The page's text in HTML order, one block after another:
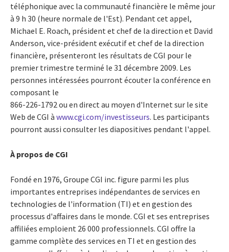
téléphonique avec la communauté financière le même jour
à 9 h 30 (heure normale de l'Est). Pendant cet appel,
Michael E. Roach, président et chef de la direction et David
Anderson, vice-président exécutif et chef de la direction
financière, présenteront les résultats de CGI pour le
premier trimestre terminé le 31 décembre 2009. Les
personnes intéressées pourront écouter la conférence en
composant le
866-226-1792 ou en direct au moyen d'Internet sur le site
Web de CGI à www.cgi.com/investisseurs. Les participants
pourront aussi consulter les diapositives pendant l'appel.
À propos de CGI
Fondé en 1976, Groupe CGI inc. figure parmi les plus
importantes entreprises indépendantes de services en
technologies de l'information (TI) et en gestion des
processus d'affaires dans le monde. CGI et ses entreprises
affiliées emploient 26 000 professionnels. CGI offre la
gamme complète des services en TI et en gestion des